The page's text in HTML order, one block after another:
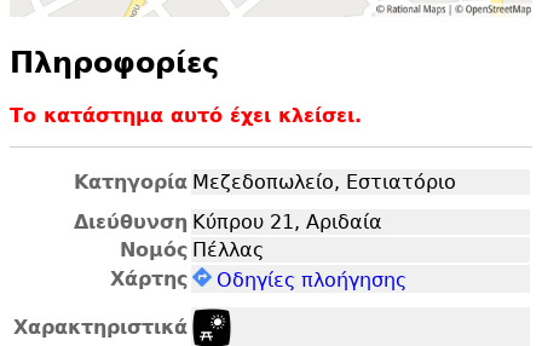
Πληροφορίες
Το κατάστημα αυτό έχει κλείσει.
Κατηγορία Μεζεδοπωλείο, Εστιατόριο
Διεύθυνση Κύπρου 21, Αριδαία
Νομός Πέλλας
Χάρτης
Οδηγίες πλοήγησης
Χαρακτηριστικά